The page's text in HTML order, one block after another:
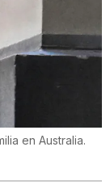
en Australia.